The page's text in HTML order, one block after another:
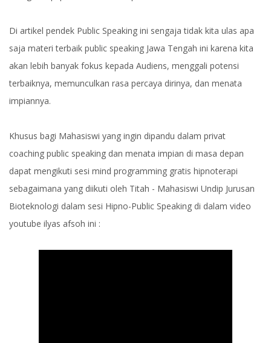
Di artikel pendek Public Speaking ini sengaja tidak kita ulas apa
saja materi terbaik public speaking Jawa Tengah ini karena kita
akan lebih banyak fokus kepada Audiens, menggali potensi
terbaiknya, memunculkan rasa percaya dirinya, dan menata
impiannya.
Khusus bagi Mahasiswi yang ingin dipandu dalam privat
coaching public speaking dan menata impian di masa depan
dapat mengikuti sesi mind programming gratis hipnoterapi
sebagaimana yang diikuti oleh Titah - Mahasiswi Undip Jurusan
Bioteknologi dalam sesi Hipno-Public Speaking di dalam video
youtube ilyas afsoh ini :